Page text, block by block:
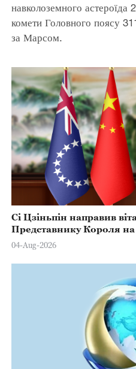
навколоземного астероїда
комети Головного поясу
за Марсом.
Сі Цзіньпін направив
Представнику Короля
Марстерсу з нагоди Дня
04-Aug-2026